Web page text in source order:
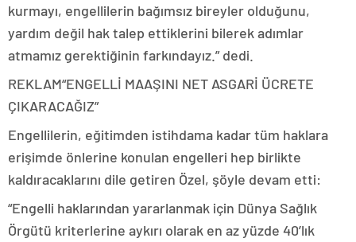
kurmayı, engellilerin bağımsız bireyler olduğunu,
yardım değil hak talep ettiklerini bilerek adımlar
atmamız gerektiğinin farkındayız.” dedi.
REKLAM“ENGELLİ MAAŞINI NET ASGARİ ÜCRETE
ÇIKARACAĞIZ”
Engellilerin, eğitimden istihdama kadar tüm haklara
erişimde önlerine konulan engelleri hep birlikte
kaldıracaklarını dile getiren Özel, şöyle devam etti:
“Engelli haklarından yararlanmak için Dünya Sağlık
Örgütü kriterlerine aykırı olarak en az yüzde 40’lık